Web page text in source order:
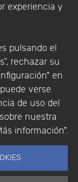
experiencia y
pulsando el
rechazar su
en
verse
de uso del
nuestra
información".
Privacidad |
Software